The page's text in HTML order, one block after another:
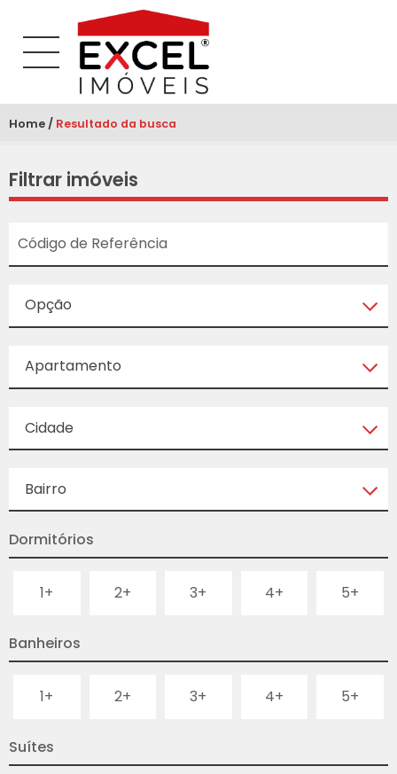
Home Atual:
Resultado da busca
Filtrar imóveis
Opção
Apartamento
Cidade
Bairro
Dormitórios
1+ 2+ 3+ 4+ 5+
Banheiros
1+ 2+ 3+ 4+ 5+
Suítes